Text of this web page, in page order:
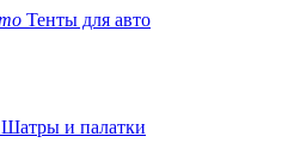
Тенты для авто
Шатры и палатки